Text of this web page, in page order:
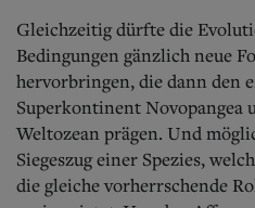
Gleichzeitig dürfte die
Bedingungen gänzlich neue
hervorbringen, die dann den
Superkontinent Novopangea
Weltozean prägen. Und
Siegeszug einer Spezies,
die gleiche vorherrschende